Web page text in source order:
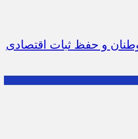
و حفظ ثبات اقتصادی